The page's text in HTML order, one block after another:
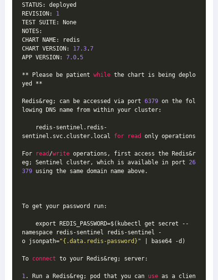
STATUS: deployed
REVISION: 1
TEST SUITE: None
NOTES:
CHART NAME: redis
CHART VERSION: 17.3.7
APP VERSION: 7.0.5
** Please be patient while the chart is being deplo
yed **
Redis&reg; can be accessed via port 6379 on the fol
lowing DNS name from within your cluster:
redis-sentinel.redis-
sentinel.svc.cluster.local for read only operations
For read /write operations, first access the Redis&r
eg; Sentinel cluster, which is available in port 26
379 using the same domain name above.
To get your password run:
export REDIS_PASSWORD=$(kubectl get secret --
namespace redis-sentinel redis-sentinel -
o jsonpath="{.data.redis-password}" | base64 -d)
To connect to your Redis&reg; server:
1 . Run a Redis&reg; pod that you can use as a clien